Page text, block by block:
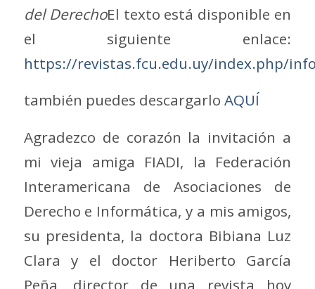
del DerechoEl texto está disponible en
el siguiente enlace:
https://revistas.fcu.edu.uy/index.php/
también puedes descargarlo AQUÍ
Agradezco de corazón la invitación a
mi vieja amiga FIADI, la Federación
Interamericana de Asociaciones de
Derecho e Informática, y a mis amigos,
su presidenta, la doctora Bibiana Luz
Clara y el doctor Heriberto García
Peña, director de una revista hoy